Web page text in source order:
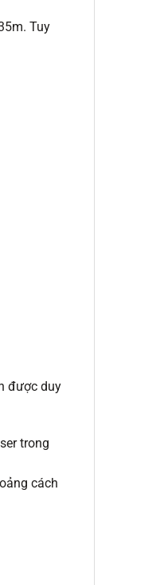
Tuy
được duy
trong
cách